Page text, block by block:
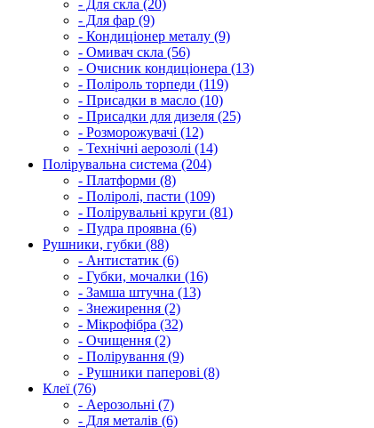
- Для скла (20)
- Для фар (9)
- Кондиціонер металу (9)
- Омивач скла (56)
- Очисник кондиціонера (13)
- Поліроль торпеди (119)
- Присадки в масло (10)
- Присадки для дизеля (25)
- Розморожувачі (12)
- Технічні аерозолі (14)
Полірувальна система (204)
- Платформи (8)
- Поліролі, пасти (109)
- Полірувальні круги (81)
- Пудра проявна (6)
Рушники, губки (88)
- Антистатик (6)
- Губки, мочалки (16)
- Замша штучна (13)
- Знежирення (2)
- Мікрофібра (32)
- Очищення (2)
- Полірування (9)
- Рушники паперові (8)
Клеї (76)
- Аерозольні (7)
- Для металів (6)